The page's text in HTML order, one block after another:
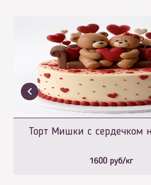
Торт Мишки с сердечком
1600 руб/кг